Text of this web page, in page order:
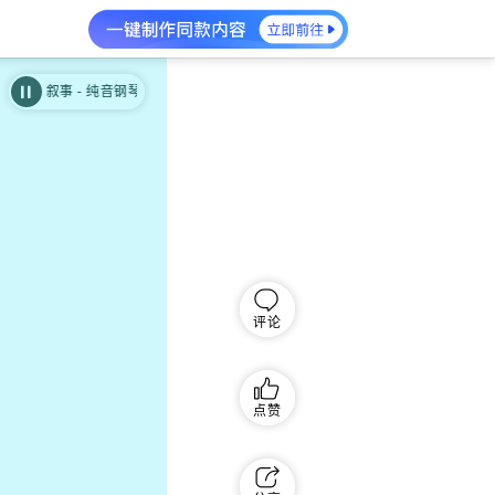
- 纯音钢琴曲 剧情钢琴温馨叙事 - 纯音钢琴曲
评论
点赞